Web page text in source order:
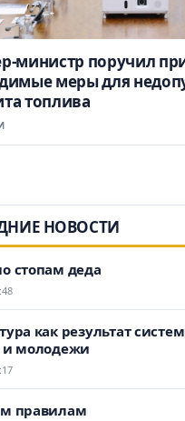
министр поручил
меры для
топлива
НОВОСТИ
стопам деда
как результат
и молодежи
правилам